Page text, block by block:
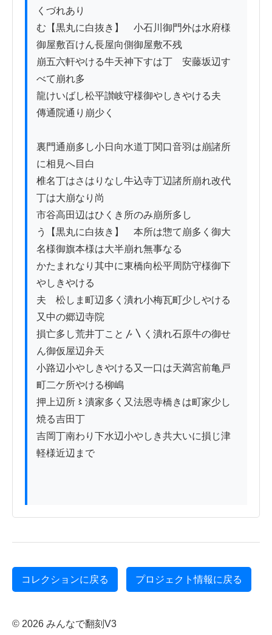
くづれあり
む【黒丸に白抜き】　小石川御門外は水府様
御屋敷百けん長屋向側御屋敷不残
崩五六軒やける牛天神下すは丁ゟ安藤坂辺す
べて崩れ多
龍けいばし松平讃岐守様御やしきやける夫ゟ
傳通院通り崩少く
裏門通崩多し小日向水道丁関口音羽は崩諸所
に相見へ目白
椎名丁はさはりなし牛込寺丁辺諸所崩れ改代
丁は大崩なり尚
市谷高田辺はひくき所のみ崩所多し
う【黒丸に白抜き】　本所は惣て崩多く御大
名様御旗本様は大半崩れ無事なる
かたまれなり其中に東橋向松平周防守様御下
やしきやける
夫ゟ松しま町辺多く潰れ小梅瓦町少しやける
又中の郷辺寺院
損亡多し荒井丁こと〴〵く潰れ石原牛の御せ
ん御仮屋辺弁天
小路辺小やしきやける又一口は天満宮前亀戸
町二ケ所やける柳嶋
押上辺所〻潰家多く又法恩寺橋きは町家少し
焼る吉田丁
吉岡丁南わり下水辺小やしき共大いに損じ津
軽様近辺まで
コレクションに戻る プロジェクト情報に戻る
© 2026 みんなで翻刻V3